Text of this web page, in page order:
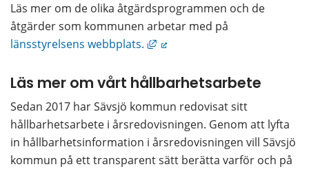
Läs mer om de olika åtgärdsprogrammen och de
länsstyrelsens webbplats.
Länk till annan webbplats,
Läs mer om vårt hållbarhetsarbete
Sedan 2017 har Sävsjö kommun redovisat sitt
hållbarhetsarbete i årsredovisningen. Genom att lyfta
in hållbarhetsinformation i årsredovisningen vill Sävsjö
kommun på ett transparent sätt berätta varför och på